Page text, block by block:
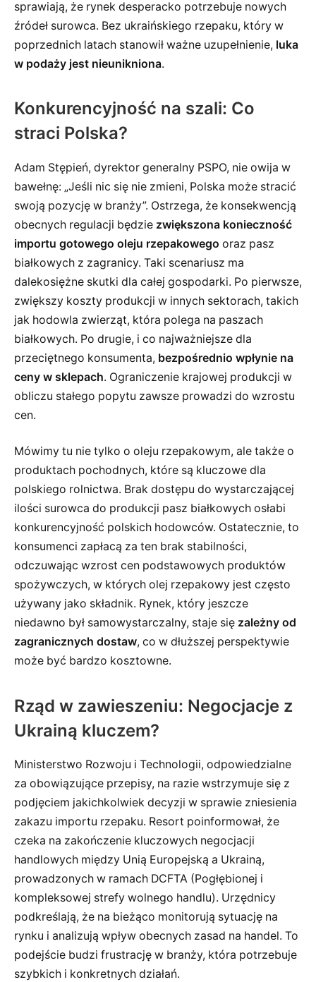
sprawiają, że rynek desperacko potrzebuje nowych
źródeł surowca. Bez ukraińskiego rzepaku, który w
poprzednich latach stanowił ważne uzupełnienie, luka
w podaży jest nieunikniona.
Konkurencyjność na szali: Co
straci Polska?
Adam Stępień, dyrektor generalny PSPO, nie owija w
bawełnę: „Jeśli nic się nie zmieni, Polska może stracić
swoją pozycję w branży”. Ostrzega, że konsekwencją
obecnych regulacji będzie zwiększona konieczność
importu gotowego oleju rzepakowego oraz pasz
białkowych z zagranicy. Taki scenariusz ma
dalekosiężne skutki dla całej gospodarki. Po pierwsze,
zwiększy koszty produkcji w innych sektorach, takich
jak hodowla zwierząt, która polega na paszach
białkowych. Po drugie, i co najważniejsze dla
przeciętnego konsumenta, bezpośrednio wpłynie na
ceny w sklepach. Ograniczenie krajowej produkcji w
obliczu stałego popytu zawsze prowadzi do wzrostu
cen.
Mówimy tu nie tylko o oleju rzepakowym, ale także o
produktach pochodnych, które są kluczowe dla
polskiego rolnictwa. Brak dostępu do wystarczającej
ilości surowca do produkcji pasz białkowych osłabi
konkurencyjność polskich hodowców. Ostatecznie, to
konsumenci zapłacą za ten brak stabilności,
odczuwając wzrost cen podstawowych produktów
spożywczych, w których olej rzepakowy jest często
używany jako składnik. Rynek, który jeszcze
niedawno był samowystarczalny, staje się zależny od
zagranicznych dostaw, co w dłuższej perspektywie
może być bardzo kosztowne.
Rząd w zawieszeniu: Negocjacje z
Ukrainą kluczem?
Ministerstwo Rozwoju i Technologii, odpowiedzialne
za obowiązujące przepisy, na razie wstrzymuje się z
podjęciem jakichkolwiek decyzji w sprawie zniesienia
zakazu importu rzepaku. Resort poinformował, że
czeka na zakończenie kluczowych negocjacji
handlowych między Unią Europejską a Ukrainą,
prowadzonych w ramach DCFTA (Pogłębionej i
kompleksowej strefy wolnego handlu). Urzędnicy
podkreślają, że na bieżąco monitorują sytuację na
rynku i analizują wpływ obecnych zasad na handel. To
podejście budzi frustrację w branży, która potrzebuje
szybkich i konkretnych działań.